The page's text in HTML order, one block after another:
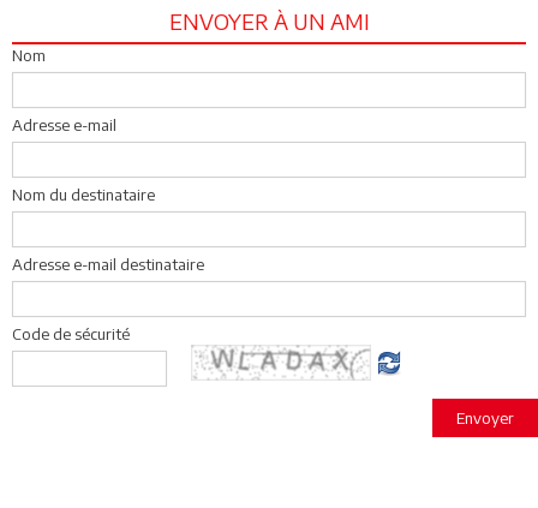
ENVOYER À UN AMI
Nom
Adresse e-mail
Nom du destinataire
Adresse e-mail destinataire
Code de sécurité
Envoyer